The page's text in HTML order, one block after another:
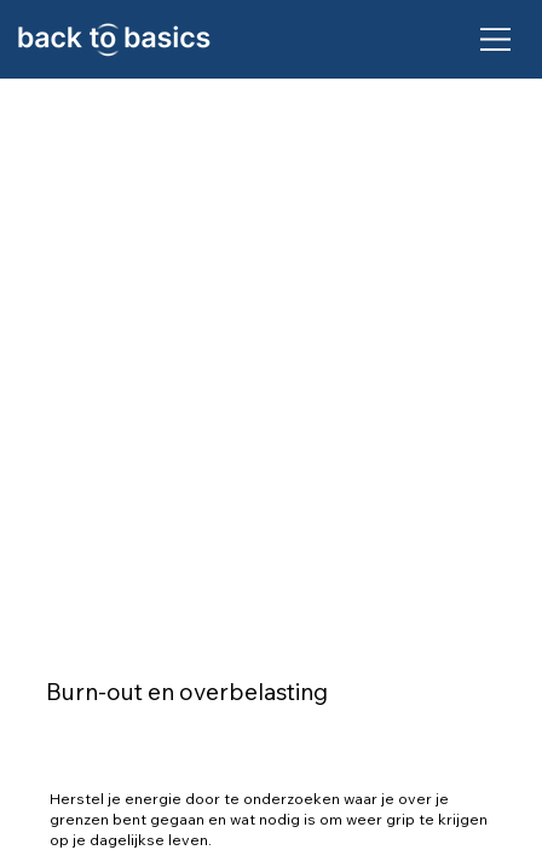
Burn-out en overbelasting
Herstel je energie door te onderzoeken waar je over je
grenzen bent gegaan en wat nodig is om weer grip te krijgen
op je dagelijkse leven.